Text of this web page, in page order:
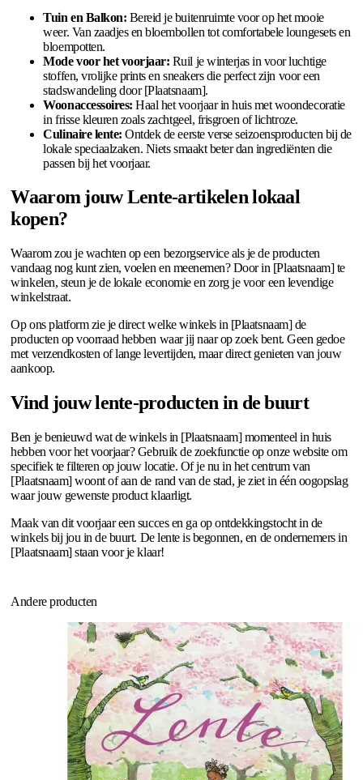
Tuin en Balkon: Bereid je buitenruimte voor op het mooie
weer. Van zaadjes en bloembollen tot comfortabele loungesets en
bloempotten.
Mode voor het voorjaar: Ruil je winterjas in voor luchtige
stoffen, vrolijke prints en sneakers die perfect zijn voor een
stadswandeling door [Plaatsnaam].
Woonaccessoires: Haal het voorjaar in huis met woondecoratie
in frisse kleuren zoals zachtgeel, frisgroen of lichtroze.
Culinaire lente: Ontdek de eerste verse seizoensproducten bij de
lokale speciaalzaken. Niets smaakt beter dan ingrediënten die
passen bij het voorjaar.
Waarom jouw Lente-artikelen lokaal
kopen?
Waarom zou je wachten op een bezorgservice als je de producten
vandaag nog kunt zien, voelen en meenemen? Door in [Plaatsnaam] te
winkelen, steun je de lokale economie en zorg je voor een levendige
winkelstraat.
Op ons platform zie je direct welke winkels in [Plaatsnaam] de
producten op voorraad hebben waar jij naar op zoek bent. Geen gedoe
met verzendkosten of lange levertijden, maar direct genieten van jouw
aankoop.
Vind jouw lente-producten in de buurt
Ben je benieuwd wat de winkels in [Plaatsnaam] momenteel in huis
hebben voor het voorjaar? Gebruik de zoekfunctie op onze website om
specifiek te filteren op jouw locatie. Of je nu in het centrum van
[Plaatsnaam] woont of aan de rand van de stad, je ziet in één oogopslag
waar jouw gewenste product klaarligt.
Maak van dit voorjaar een succes en ga op ontdekkingstocht in de
winkels bij jou in de buurt. De lente is begonnen, en de ondernemers in
[Plaatsnaam] staan voor je klaar!
Andere producten